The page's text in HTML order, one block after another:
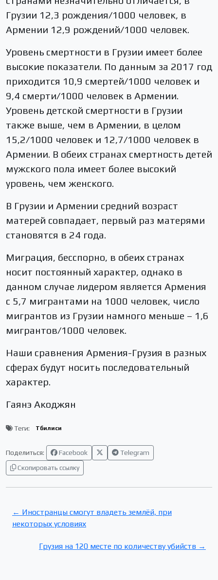
Грузии 12,3 рождения/1000 человек, в
Армении 12,9 рождений/1000 человек.
Уровень смертности в Грузии имеет более
высокие показатели. По данным за 2017 год
приходится 10,9 смертей/1000 человек и
9,4 смерти/1000 человек в Армении.
Уровень детской смертности в Грузии
также выше, чем в Армении, в целом
15,2/1000 человек и 12,7/1000 человек в
Армении. В обеих странах смертность детей
мужского пола имеет более высокий
уровень, чем женского.
В Грузии и Армении средний возраст
матерей совпадает, первый раз матерями
становятся в 24 года.
Миграция, бесспорно, в обеих странах
носит постоянный характер, однако в
данном случае лидером является Армения
с 5,7 мигрантами на 1000 человек, число
мигрантов из Грузии намного меньше – 1,6
мигрантов/1000 человек.
Наши сравнения Армения-Грузия в разных
сферах будут носить последовательный
характер.
Гаянэ Акоджян
Теги: Тбилиси
Поделиться: Facebook
Telegram
Скопировать ссылку
← Иностранцы смогут владеть землёй, при
некоторых условиях
Грузия на 120 месте по количеству убийств →